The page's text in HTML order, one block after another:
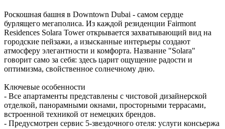
Роскошная башня в Downtown Dubai - самом сердце
бурлящего мегаполиса. Из каждой резиденции Fairmont
Residences Solara Tower открывается захватывающий вид на
городские пейзажи, а изысканные интерьеры создают
атмосферу элегантности и комфорта. Название "Solara"
говорит само за себя: здесь царит ощущение радости и
оптимизма, свойственное солнечному дню.
Ключевые особенности
- Все апартаменты представлены с чистовой дизайнерской
отделкой, панорамными окнами, просторными террасами,
встроенной техникой от немецких брендов.
- Предусмотрен сервис 5-звездочного отеля: услуги консьержа